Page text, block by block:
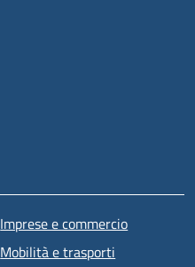
Imprese e commercio
Mobilità e trasporti